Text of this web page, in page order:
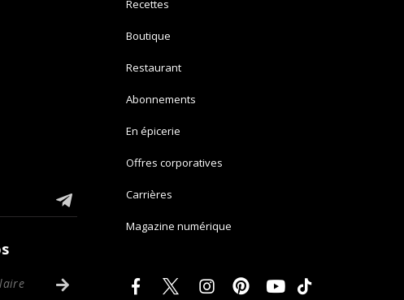
Recettes
Boutique
Restaurant
Abonnements
En épicerie
Offres corporatives
Carrières
Magazine numérique